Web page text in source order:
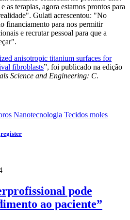
as terapias, agora estamos prontos para
Gulati acrescentou: "No
financiamento para nos permitir
e recrutar pessoal para que a
anisotropic titanium surfaces for
fibroblasts”, foi publicado na edição
Science and Engineering: C.
Nanotecnologia Tecidos moles
register
pode
ao paciente”